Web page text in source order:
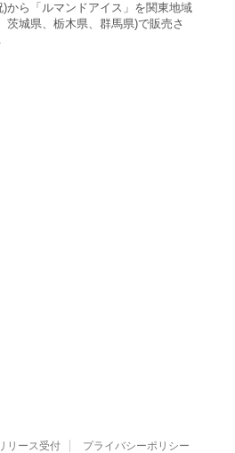
から「ルマンドアイス」を関東地域
城県、栃木県、群馬県)で販売さ
リース受付 プライバシーポリシー